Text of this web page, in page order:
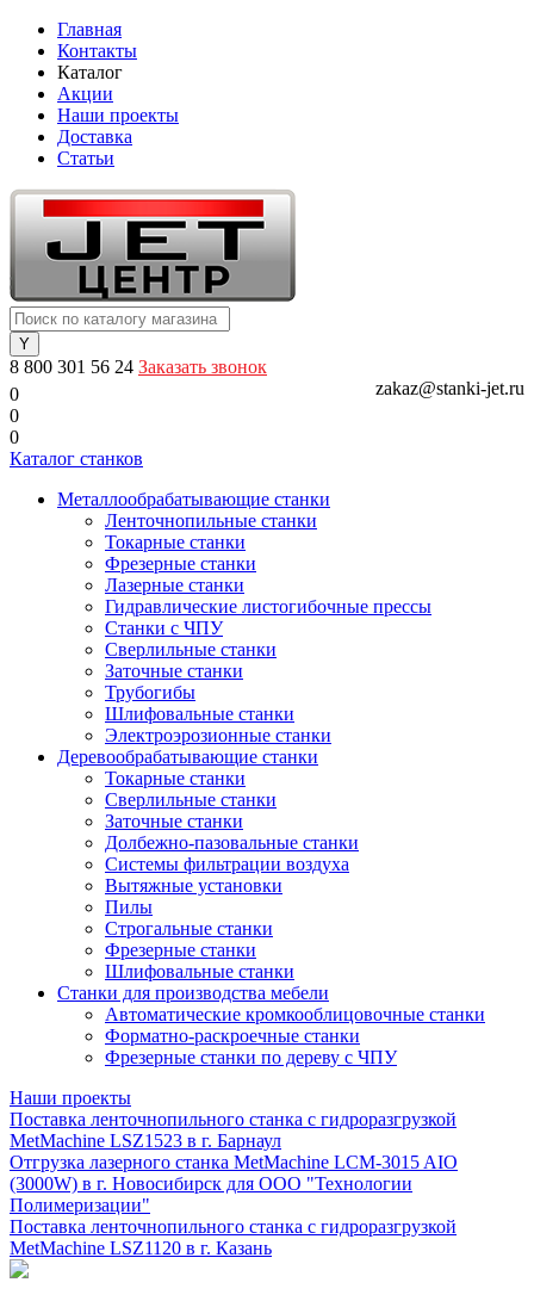
Главная
Контакты
Каталог
Акции
Наши проекты
Доставка
Статьи
8 800 301 56 24 Заказать звонок
zakaz@stanki-jet.ru
0
0
0
Каталог станков
Металлообрабатывающие станки
Ленточнопильные станки
Токарные станки
Фрезерные станки
Лазерные станки
Гидравлические листогибочные прессы
Станки с ЧПУ
Сверлильные станки
Заточные станки
Трубогибы
Шлифовальные станки
Электроэрозионные станки
Деревообрабатывающие станки
Токарные станки
Сверлильные станки
Заточные станки
Долбежно-пазовальные станки
Системы фильтрации воздуха
Вытяжные установки
Пилы
Строгальные станки
Фрезерные станки
Шлифовальные станки
Станки для производства мебели
Автоматические кромкооблицовочные станки
Форматно-раскроечные станки
Фрезерные станки по дереву с ЧПУ
Наши проекты
Поставка ленточнопильного станка c гидроразгрузкой
MetMachine LSZ1523 в г. Барнаул
Отгрузка лазерного станка MetMachine LCM-3015 AIO
(3000W) в г. Новосибирск для ООО "Технологии
Полимеризации"
Поставка ленточнопильного станка c гидроразгрузкой
MetMachine LSZ1120 в г. Казань